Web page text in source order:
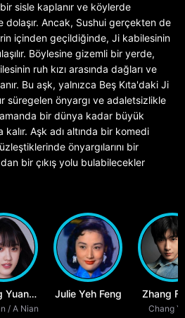
sisle kaplanır ve köylerde
dolaşır. Ancak, Sushui gerçekten de
içinden geçildiğinde, Ji kabilesinin
Böylesine gizemli bir yerde,
ruh kızı arasında dağları ve
Bu aşk, yalnızca Beş Kıta'daki Ji
süregelen önyargı ve adaletsizlikle
bir dünya kadar büyük
kalır. Aşk adı altında bir komedi
önyargılarını bir
bir çıkış yolu bulabilecekler
Yuan
/ A Nian
Julie Yeh Feng Zhang
Chang